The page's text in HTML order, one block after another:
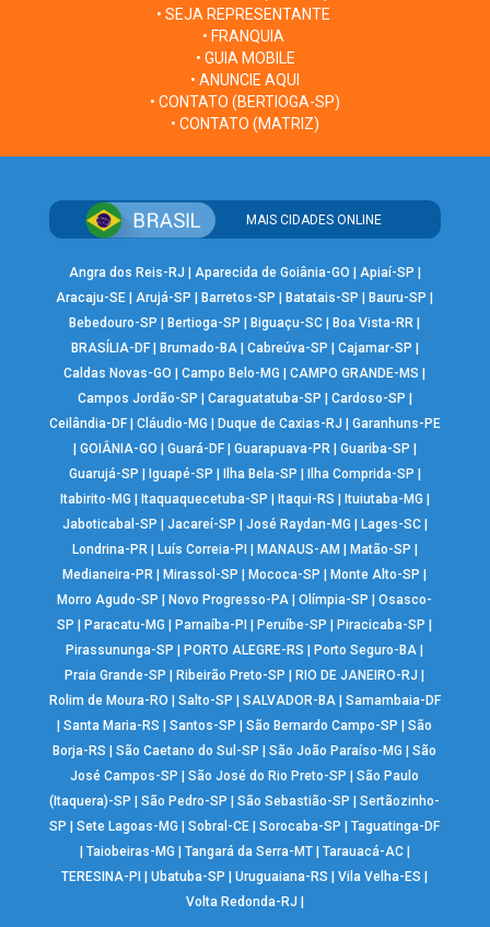
• SEJA REPRESENTANTE
• FRANQUIA
• GUIA MOBILE
• ANUNCIE AQUI
• CONTATO (BERTIOGA-SP)
• CONTATO (MATRIZ)
MAIS CIDADES ONLINE
Angra dos Reis-RJ | Aparecida de Goiânia-GO | Apiaí-SP |
Aracaju-SE | Arujá-SP |Barretos-SP |Batatais-SP |Bauru-SP |
Bebedouro-SP |Bertioga-SP |Biguaçu-SC |Boa Vista-RR |
BRASÍLIA-DF| Brumado-BA| Cabreúva-SP | Cajamar-SP |
Caldas Novas-GO |Campo Belo-MG |CAMPO GRANDE-MS |
Campos Jordão-SP | Caraguatatuba-SP | Cardoso-SP |
Ceilândia-DF| Cláudio-MG | Duque de Caxias-RJ | Garanhuns-PE
| GOIÂNIA-GO | Guará-DF| Guarapuava-PR | Guariba-SP |
Guarujá-SP | Iguapé-SP | Ilha Bela-SP | Ilha Comprida-SP |
Itabirito-MG | Itaquaquecetuba-SP | Itaqui-RS | Ituiutaba-MG |
Jaboticabal-SP | Jacareí-SP | José Raydan-MG | Lages-SC|
Londrina-PR | Luís Correia-PI | MANAUS-AM | Matão-SP |
Medianeira-PR |Mirassol-SP |Mococa-SP |Monte Alto-SP |
Morro Agudo-SP |Novo Progresso-PA |Olímpia-SP |Osasco-
SP |Paracatu-MG |Parnaíba-PI |Peruíbe-SP |Piracicaba-SP |
Pirassununga-SP |PORTO ALEGRE-RS |Porto Seguro-BA |
Praia Grande-SP |Ribeirão Preto-SP |RIO DE JANEIRO-RJ |
Rolim de Moura-RO | Salto-SP | SALVADOR-BA| Samambaia-DF
|Santa Maria-RS |Santos-SP |São Bernardo Campo-SP |São
Borja-RS |São Caetano do Sul-SP |São João Paraíso-MG |São
José Campos-SP |São José do Rio Preto-SP |São Paulo
(Itaquera)-SP |São Pedro-SP |São Sebastião-SP |Sertãozinho-
SP |Sete Lagoas-MG |Sobral-CE |Sorocaba-SP |Taguatinga-DF
| Taiobeiras-MG | Tangará da Serra-MT| Tarauacá-AC|
TERESINA-PI |Ubatuba-SP |Uruguaiana-RS |Vila Velha-ES |
Volta Redonda-RJ |